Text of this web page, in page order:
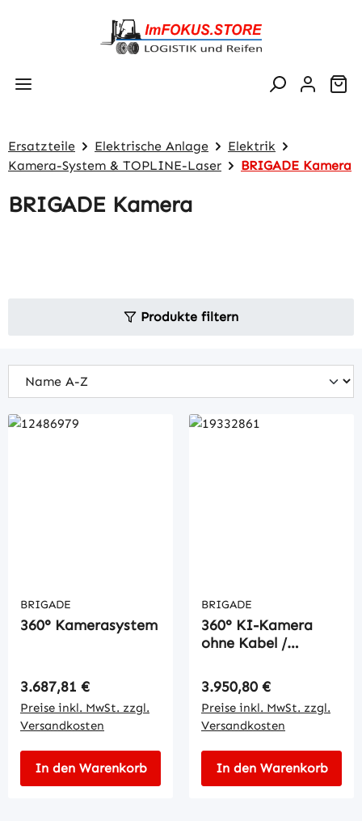
Zum Hauptinhalt springen
Ersatzteile Elektrische Anlage
Elektrik
Kamera-System & TOPLINE-Laser
BRIGADE Kamera
BRIGADE Kamera
Produkte filtern
BRIGADE
360° Kamerasystem
Regulärer Preis:
3.687,81 €
Preise inkl. MwSt. zzgl.
Versandkosten
In den Warenkorb
BRIGADE
360° KI-Kamera
ohne Kabel /
Regulärer Preis:
3.950,80 €
Preise inkl. MwSt. zzgl.
Versandkosten
In den Warenkorb